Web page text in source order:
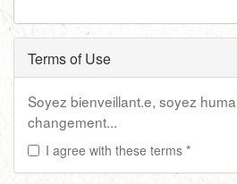
Terms of Use
Soyez bienveillant.e, soyez
changement...
I agree with these terms *